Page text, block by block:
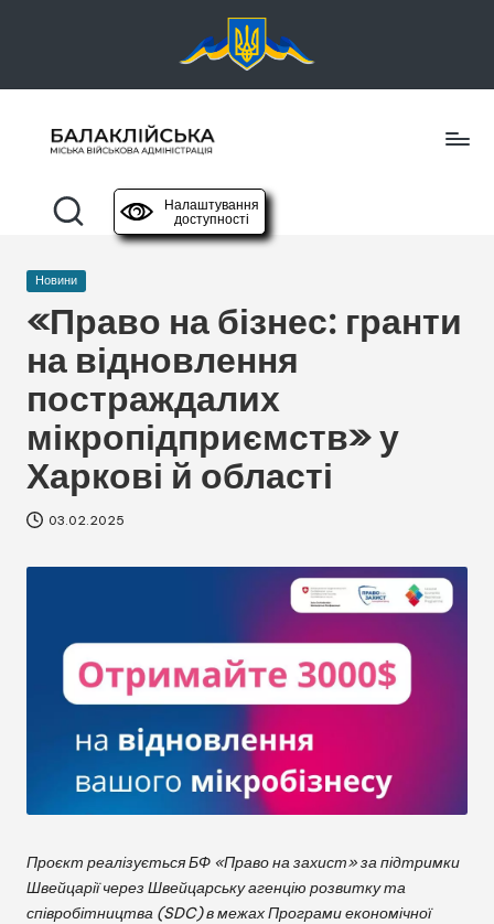
а
к
л
і
й
с
ь
к
сайт
Налаштування
доступності
Опубліковано
Новини
«Право на бізнес: гранти
на відновлення
постраждалих
мікропідприємств» у
Харкові й області
03.02.2025
Проєкт реалізується БФ «Право на захист» за підтримки
Швейцарії через Швейцарську агенцію розвитку та
співробітництва (SDC) в межах Програми економічної